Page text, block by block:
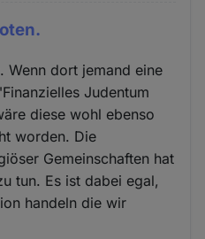
Wenn dort jemand eine
Judentum
diese wohl ebenso
worden. Die
Gemeinschaften hat
tun. Es ist dabei egal,
handeln die wir